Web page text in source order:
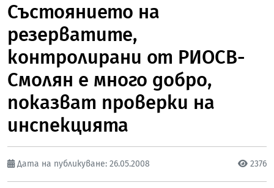
Състоянието на
резерватите,
контролирани от РИОСВ-
Смолян е много добро,
показват проверки на
инспекцията
Дата на публикуване: 26.05.2008 2376